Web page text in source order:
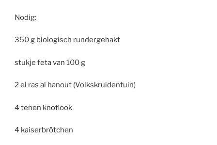
Nodig:
350 g biologisch rundergehakt
stukje feta van 100 g
2 el ras al hanout (Volkskruidentuin)
4 tenen knoflook
4 kaiserbrötchen